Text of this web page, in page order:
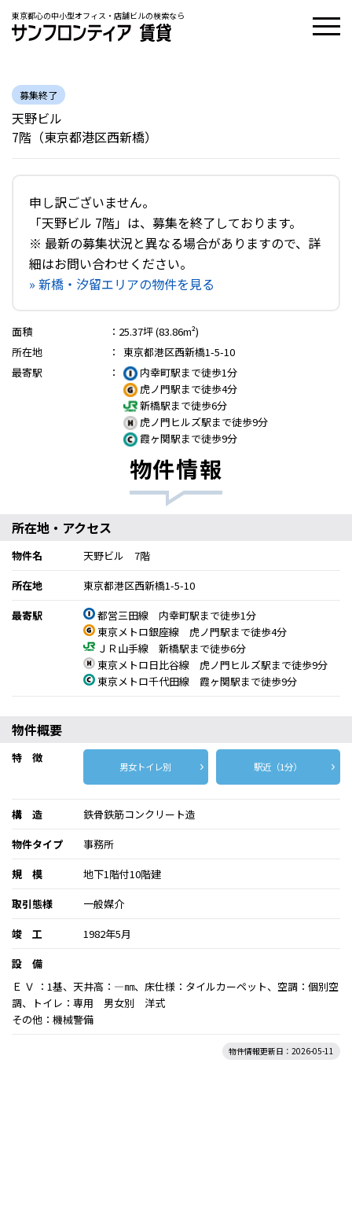
東京都心の中小型オフィス・店舗ビルの検索なら
募集終了
天野ビル
7階（東京都港区西新橋）
申し訳ございません。
「天野ビル 7階」は、募集を終了しております。
※ 最新の募集状況と異なる場合がありますので、詳
細はお問い合わせください。
» 新橋・汐留エリアの物件を見る
面積 ： 25.37坪 (83.86m²)
所在地
：
東京都港区西新橋1-5-10
最寄駅
：
内幸町駅まで徒歩1分
虎ノ門駅まで徒歩4分
新橋駅まで徒歩6分
虎ノ門ヒルズ駅まで徒歩9分
霞ヶ関駅まで徒歩9分
物件情報
所在地・アクセス
物件名
天野ビル 7階
所在地
東京都港区西新橋1-5-10
最寄駅
都営三田線 内幸町駅まで徒歩1分
東京メトロ銀座線 虎ノ門駅まで徒歩4分
ＪＲ山手線 新橋駅まで徒歩6分
東京メトロ日比谷線 虎ノ門ヒルズ駅まで徒歩9分
東京メトロ千代田線 霞ヶ関駅まで徒歩9分
物件概要
特 徴
男女トイレ別 駅近（1分）
構 造
鉄骨鉄筋コンクリート造
物件タイプ
事務所
規 模
地下1階付10階建
取引態様
一般媒介
竣 工
1982年5月
設 備
Ｅ Ｖ ：1基、天井高：―㎜、床仕様：タイルカーペット、空調：個別空
調、トイレ：専用 男女別 洋式
その他：機械警備
物件情報更新日：2026-05-11